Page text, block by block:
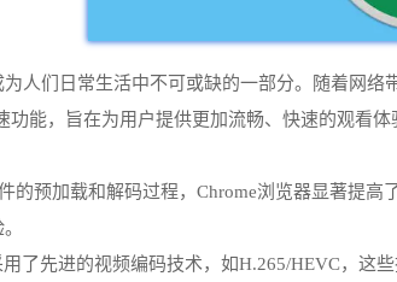
人们日常生活中不可或缺的一部分。随着网
功能，旨在为用户提供更加流畅、快速的观看体
的预加载和解码过程，Chrome浏览器显著提
了先进的视频编码技术，如H.265/HEVC，